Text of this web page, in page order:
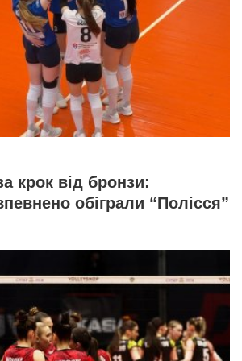
крок від бронзи:
обіграли “Полісся”